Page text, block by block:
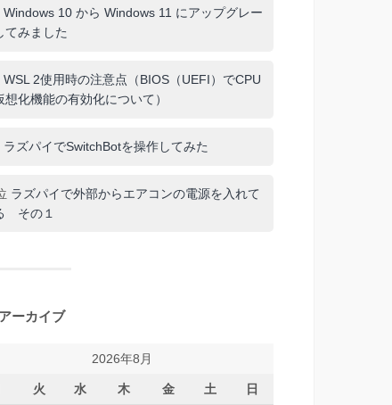
Windows 10 から Windows 11 にアップグレー
てみました
WSL 2使用時の注意点（BIOS（UEFI）でCPU
想化機能の有効化について）
ラズパイでSwitchBotを操作してみた
ラズパイで外部からエアコンの電源を入れて
その１
ーカイブ
2026年8月
火 水 木 金 土 日